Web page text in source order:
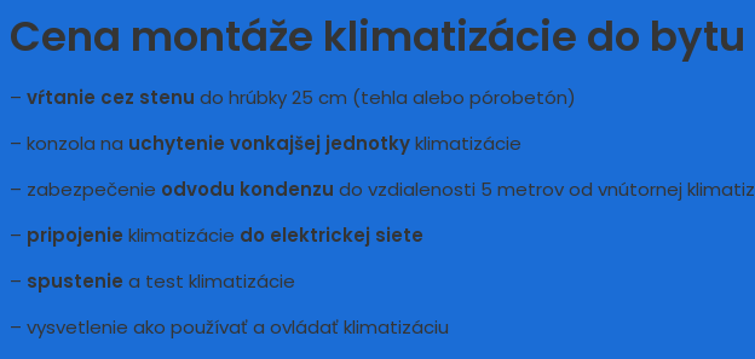
Cena montáže klimatizácie do
– vŕtanie cez stenu do hrúbky 25 cm (tehla alebo pórobetón)
– konzola na uchytenie vonkajšej jednotkyklimatizácie
– zabezpečenie odvodu kondenzu do vzdialenosti 5 metrov od vnútornej
– pripojenie klimatizácie do elektrickej siete
– spustenie a test klimatizácie
– vysvetlenie ako používať a ovládať klimatizáciu